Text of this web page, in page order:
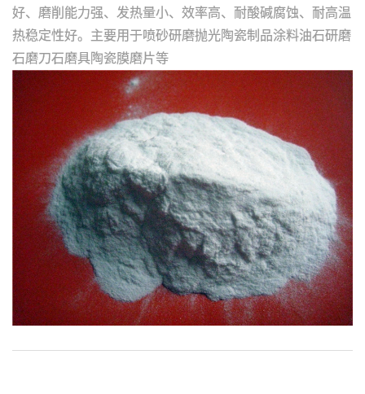
好、磨削能力强、发热量小、效率高、耐酸碱腐蚀、耐高温
热稳定性好。主要用于喷砂研磨抛光陶瓷制品涂料油石研磨
石磨刀石磨具陶瓷膜磨片等